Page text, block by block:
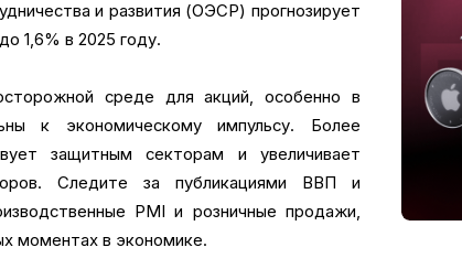
и развития (ОЭСР) прогнозирует
1,6% в 2025 году.
среде для акций, особенно в
к экономическому импульсу. Более
защитным секторам и увеличивает
Следите за публикациями ВВП и
PMI и розничные продажи,
моментах в экономике.